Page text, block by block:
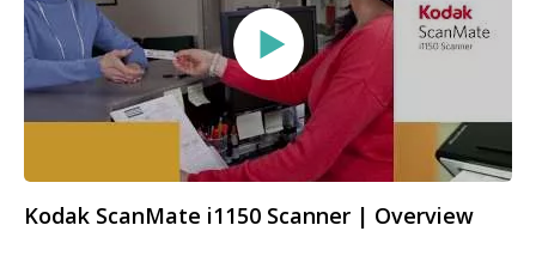
Kodak ScanMate i1150 Scanner | Overview